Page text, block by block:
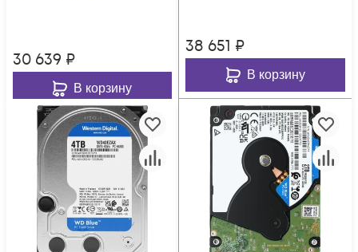
30 639 ₽
В корзину
38 651 ₽
В корзину